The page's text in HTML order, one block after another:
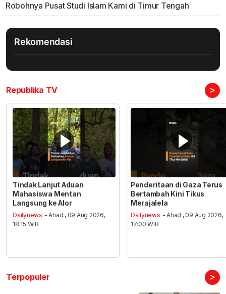
Robohnya Pusat Studi Islam Kami di Timur Tengah
Rekomendasi
Republika TV >
Tindak Lanjut Aduan
Mahasiswa Mentan
Langsung ke Alor
Dailynews - Ahad , 09 Aug 2026,
18:15 WIB
Penderitaan di Gaza Terus
Bertambah Kini Tikus
Merajalela
Dailynews - Ahad , 09 Aug 2026,
17:00 WIB
Terpopuler >